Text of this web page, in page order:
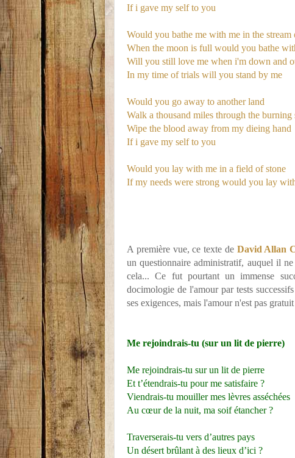
If i gave my self to you
Would you bathe me with me in the stream
When the moon is full would you bathe
Will you still love me when i'm down and
In my time of trials will you stand by me
Would you go away to another land
Walk a thousand miles through the burning
Wipe the blood away from my dieing hand
If i gave my self to you
Would you lay with me in a field of stone
If my needs were strong would you lay
A première vue, ce texte de David Allan
un questionnaire administratif, auquel il
cela... Ce fut pourtant un immense
docimologie de l'amour par tests
ses exigences, mais l'amour n'est pas
Me rejoindrais-tu (sur un lit de pierre)
Me rejoindrais-tu sur un lit de pierre
Et t’étendrais-tu pour me satisfaire ?
Viendrais-tu mouiller mes lèvres asséchées
Au cœur de la nuit, ma soif étancher ?
Traverserais-tu vers d’autres pays
Un désert brûlant à des lieux d’ici ?